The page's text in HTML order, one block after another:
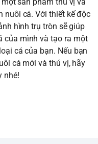
nuôi cá. Với thiết kế độc
hình trụ tròn sẽ giúp
của mình và tạo ra một
cá của bạn. Nếu bạn
cá mới và thú vị, hãy
nhé!